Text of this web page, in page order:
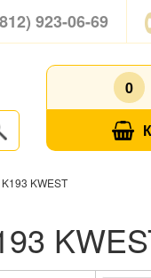
923-06-69
0
KWEST